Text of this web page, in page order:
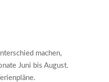
machen,
Juni bis August.